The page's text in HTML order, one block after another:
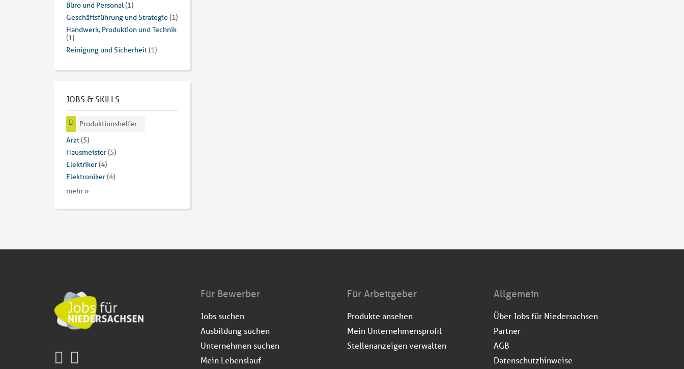
Büro und Personal(1)
Geschäftsführung und Strategie (1)
Handwerk, Produktion und Technik
(1)
Reinigung und Sicherheit(1)
JOBS & SKILLS
Produktionshelfer
Arzt(5)
Hausmeister(5)
Elektriker(4)
Elektroniker(4)
mehr »
Für Bewerber
Jobs suchen
Ausbildung suchen
Unternehmen suchen
Mein Lebenslauf
Für Arbeitgeber
Produkte ansehen
Mein Unternehmensprofil
Stellenanzeigen verwalten
Allgemein
Über Jobs für Niedersachsen
Partner
AGB
Datenschutzhinweise